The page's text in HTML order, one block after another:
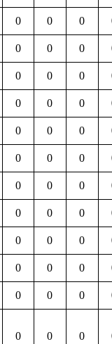
0 0 0
0 0 0
0 0 0
0 0 0
0 0 0
0 0 0
0 0 0
0 0 0
0 0 0
0 0 0
0 0 0
0 0 0